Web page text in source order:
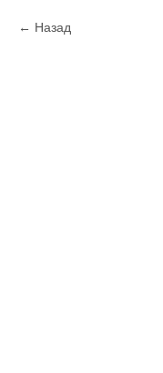
Назад